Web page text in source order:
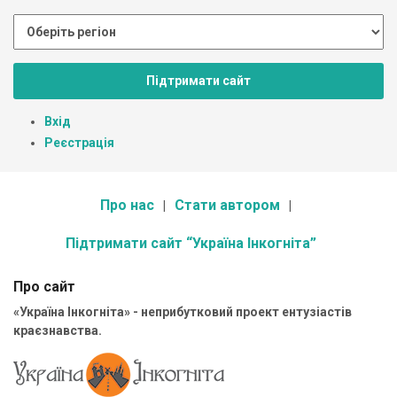
Підтримати сайт
Вхід
Реєстрація
Про нас Стати автором
Підтримати сайт “Україна Інкогніта”
Про сайт
«Україна Інкогніта» - неприбутковий проект ентузіастів
краєзнавства.